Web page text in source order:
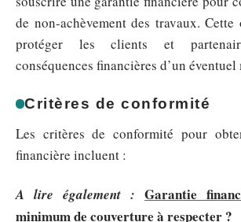
de non-achèvement des travaux.
protéger les clients et
conséquences financières d’un éventuel
Critères de conformité
Les critères de conformité pour
financière incluent :
A lire également : Garantie
minimum de couverture à respecter ?